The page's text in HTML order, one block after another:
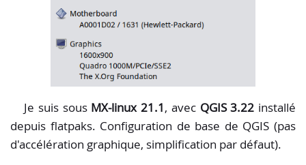
Je suis sousMX-linux 21.1, avec QGIS 3.22 installé
depuis flatpaks. Configuration de base de QGIS (pas
d'accélération graphique, simplification par défaut).